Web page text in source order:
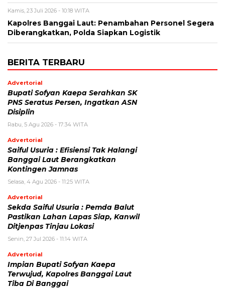
Kamis, 23 Juli 2026 - 10:18 WITA
Kapolres Banggai Laut: Penambahan Personel Segera
Diberangkatkan, Polda Siapkan Logistik
BERITA TERBARU
Advertorial
Bupati Sofyan Kaepa Serahkan SK
PNS Seratus Persen, Ingatkan ASN
Disiplin
Rabu, 5 Agu 2026 - 17:34 WITA
Advertorial
Saiful Usuria : Efisiensi Tak Halangi
Banggai Laut Berangkatkan
Kontingen Jamnas
Selasa, 4 Agu 2026 - 11:25 WITA
Advertorial
Sekda Saiful Usuria : Pemda Balut
Pastikan Lahan Lapas Siap, Kanwil
Ditjenpas Tinjau Lokasi
Senin, 27 Jul 2026 - 11:14 WITA
Advertorial
Impian Bupati Sofyan Kaepa
Terwujud, Kapolres Banggai Laut
Tiba Di Banggai